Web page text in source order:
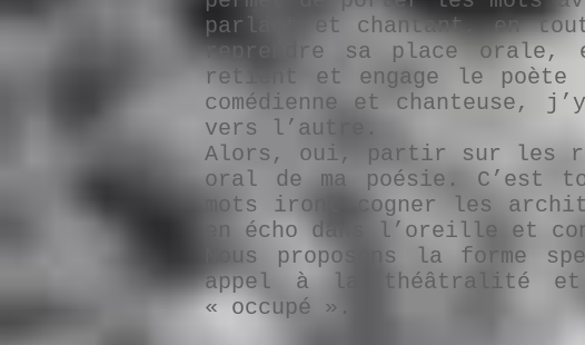
parlant et chantant, en
reprendre sa place orale,
retient et engage le poète
comédienne et
vers l’autre.
Alors, oui, partir sur les
oral de ma poésie. C’est
mots iront cogner les
en écho dans l’oreille et
Nous proposons la forme
appel à la théâtralité et
« occupé ».